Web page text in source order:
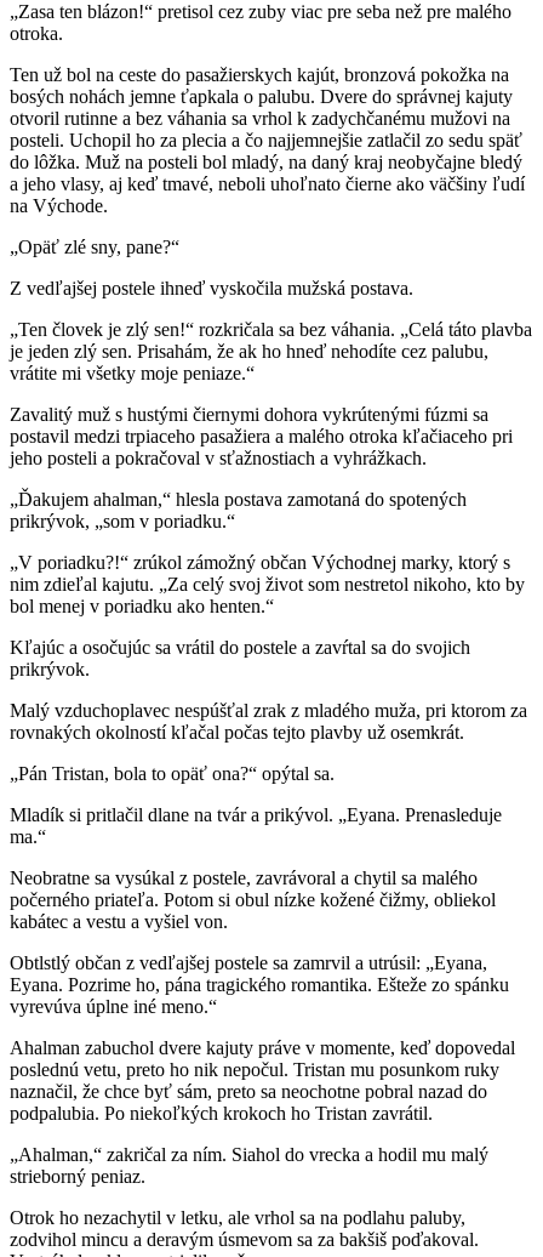
„Zasa ten blázon!“ pretisol cez zuby viac pre seba než pre malého
otroka.
Ten už bol na ceste do pasažierskych kajút, bronzová pokožka na
bosých nohách jemne ťapkala o palubu. Dvere do správnej kajuty
otvoril rutinne a bez váhania sa vrhol k zadychčanému mužovi na
posteli. Uchopil ho za plecia a čo najjemnejšie zatlačil zo sedu späť
do lôžka. Muž na posteli bol mladý, na daný kraj neobyčajne bledý
a jeho vlasy, aj keď tmavé, neboli uhoľnato čierne ako väčšiny ľudí
na Východe.
„Opäť zlé sny, pane?“
Z vedľajšej postele ihneď vyskočila mužská postava.
„Ten človek je zlý sen!“ rozkričala sa bez váhania. „Celá táto plavba
je jeden zlý sen. Prisahám, že ak ho hneď nehodíte cez palubu,
vrátite mi všetky moje peniaze.“
Zavalitý muž s hustými čiernymi dohora vykrútenými fúzmi sa
postavil medzi trpiaceho pasažiera a malého otroka kľačiaceho pri
jeho posteli a pokračoval v sťažnostiach a vyhrážkach.
„Ďakujem ahalman,“ hlesla postava zamotaná do spotených
prikrývok, „som v poriadku.“
„V poriadku?!“ zrúkol zámožný občan Východnej marky, ktorý s
nim zdieľal kajutu. „Za celý svoj život som nestretol nikoho, kto by
bol menej v poriadku ako henten.“
Kľajúc a osočujúc sa vrátil do postele a zavŕtal sa do svojich
prikrývok.
Malý vzduchoplavec nespúšťal zrak z mladého muža, pri ktorom za
rovnakých okolností kľačal počas tejto plavby už osemkrát.
„Pán Tristan, bola to opäť ona?“ opýtal sa.
Mladík si pritlačil dlane na tvár a prikývol. „Eyana. Prenasleduje
ma.“
Neobratne sa vysúkal z postele, zavrávoral a chytil sa malého
počerného priateľa. Potom si obul nízke kožené čižmy, obliekol
kabátec a vestu a vyšiel von.
Obtlstlý občan z vedľajšej postele sa zamrvil a utrúsil: „Eyana,
Eyana. Pozrime ho, pána tragického romantika. Ešteže zo spánku
vyrevúva úplne iné meno.“
Ahalman zabuchol dvere kajuty práve v momente, keď dopovedal
poslednú vetu, preto ho nik nepočul. Tristan mu posunkom ruky
naznačil, že chce byť sám, preto sa neochotne pobral nazad do
podpalubia. Po niekoľkých krokoch ho Tristan zavrátil.
„Ahalman,“ zakričal za ním. Siahol do vrecka a hodil mu malý
strieborný peniaz.
Otrok ho nezachytil v letku, ale vrhol sa na podlahu paluby,
zodvihol mincu a deravým úsmevom sa za bakšiš poďakoval.